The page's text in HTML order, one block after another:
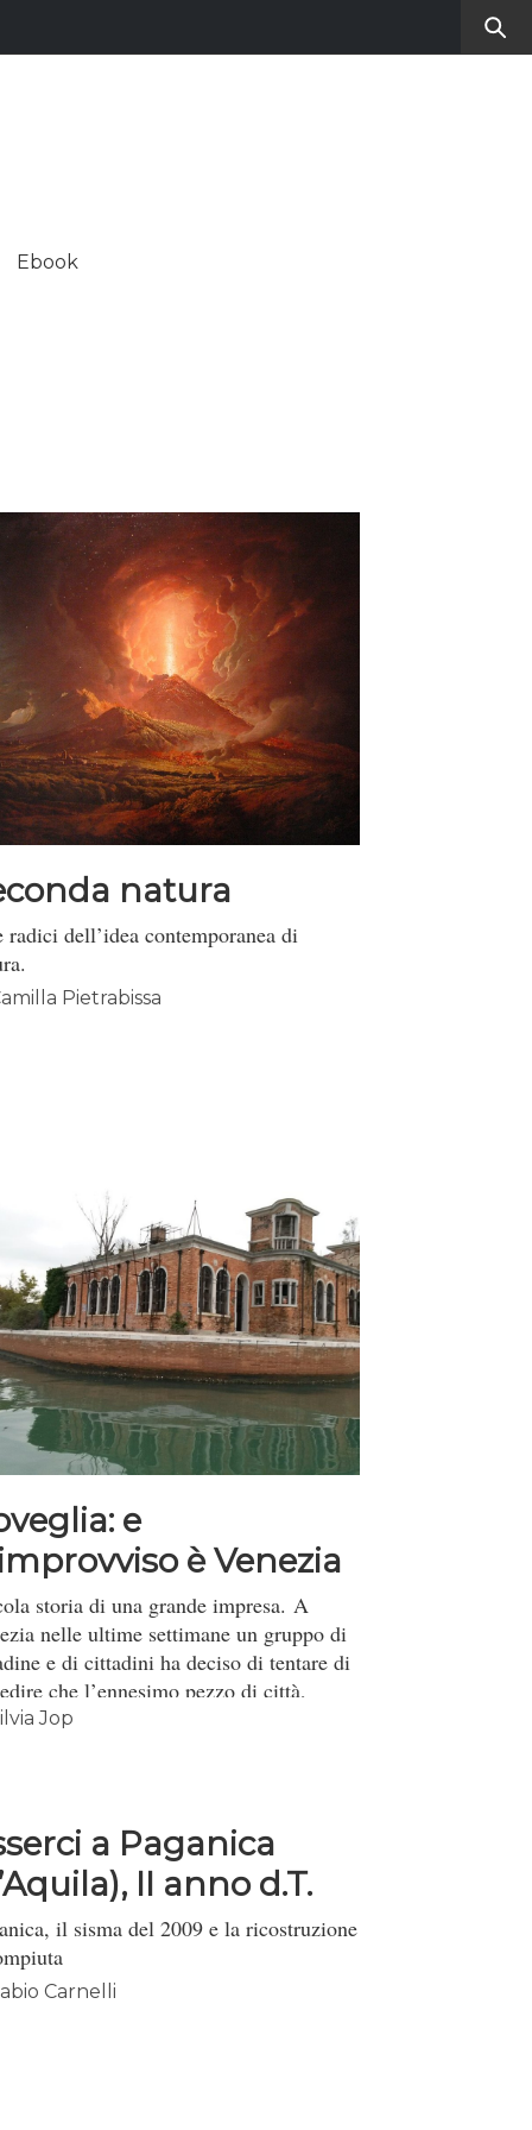
Ebook
natura
dell’idea contemporanea di
Pietrabissa
e
è Venezia
storia di una grande impresa. A
nelle ultime settimane un gruppo di
e di cittadini ha deciso di tentare di
che l’ennesimo pezzo di città,
all’asta dal Demanio, venisse
Jop
a Paganica
II anno d.T.
il sisma del 2009 e la ricostruzione
Carnelli